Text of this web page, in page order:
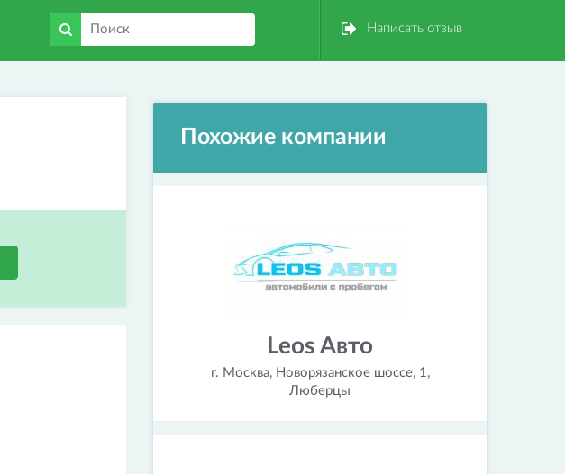
Написать отзыв
Похожие компании
Leos Авто
г. Москва, Новорязанское шоссе, 1,
Люберцы